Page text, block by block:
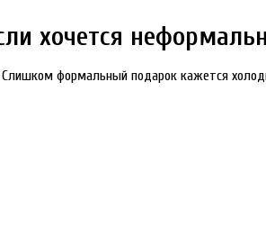
хочется
формальный подарок кажется